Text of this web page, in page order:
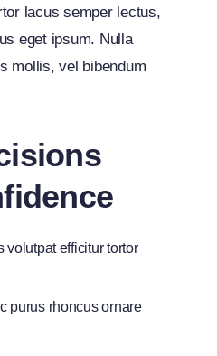
lacus semper lectus,
eget ipsum. Nulla
mollis, vel bibendum
volutpat efficitur tortor
purus rhoncus ornare